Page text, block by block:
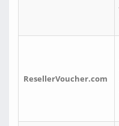
ResellerVoucher.com